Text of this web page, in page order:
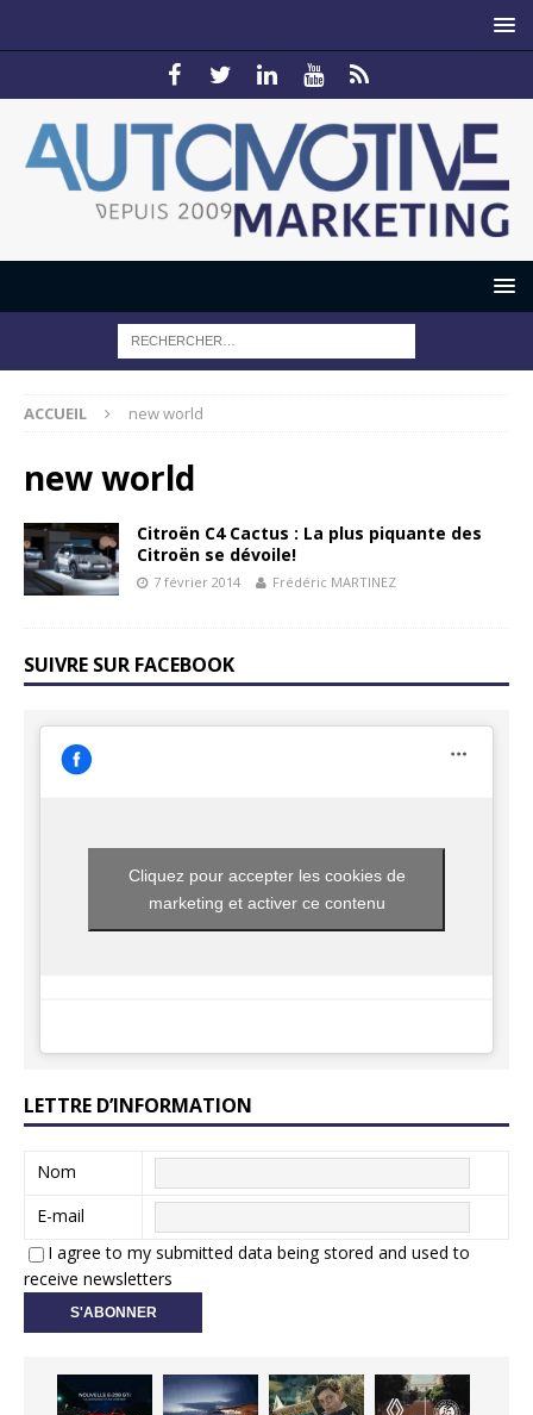
ACCUEIL new world
new world
Citroën C4 Cactus : La plus piquante des
Citroën se dévoile!
7 février 2014 Frédéric MARTINEZ
SUIVRE SUR FACEBOOK
Cliquez pour accepter les cookies de
marketing et activer ce contenu
LETTRE D’INFORMATION
Nom
E-mail
I agree to my submitted data being stored and used to
receive newsletters